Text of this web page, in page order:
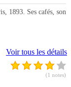
1893. Ses cafés, son
Voir tous les détails
(1 notes)